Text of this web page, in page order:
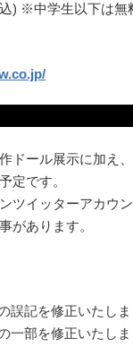
) ※中学生以下は無
ドール展示に加え
定です。
ツイッターアカウ
があります。
誤記を修正いたしま
一部を修正いたしま